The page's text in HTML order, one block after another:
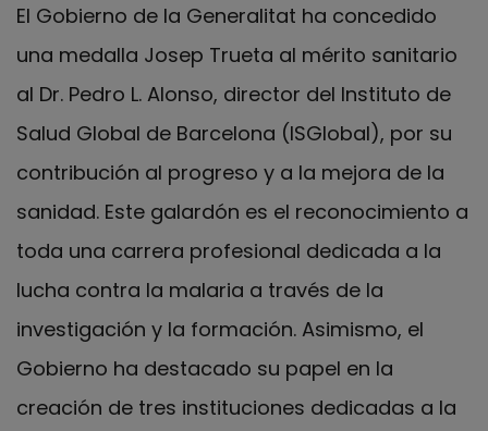
El Gobierno de la Generalitat ha concedido
una medalla Josep Trueta al mérito sanitario
al Dr. Pedro L. Alonso, director del Instituto de
Salud Global de Barcelona (ISGlobal), por su
contribución al progreso y a la mejora de la
sanidad. Este galardón es el reconocimiento a
toda una carrera profesional dedicada a la
lucha contra la malaria a través de la
investigación y la formación. Asimismo, el
Gobierno ha destacado su papel en la
creación de tres instituciones dedicadas a la